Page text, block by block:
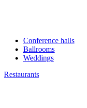
Conference halls
Ballrooms
Weddings
Restaurants